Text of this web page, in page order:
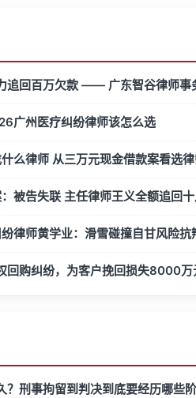
追回百万欠款 —— 广东智谷律师事
广州医疗纠纷律师该怎么选
么律师 从三万元现金借款案看选
被告失联 主任律师王义全额追回
律师黄学业：滑雪碰撞自甘风险抗
回购纠纷，为客户挽回损失8000万
？刑事拘留到判决到底要经历哪些